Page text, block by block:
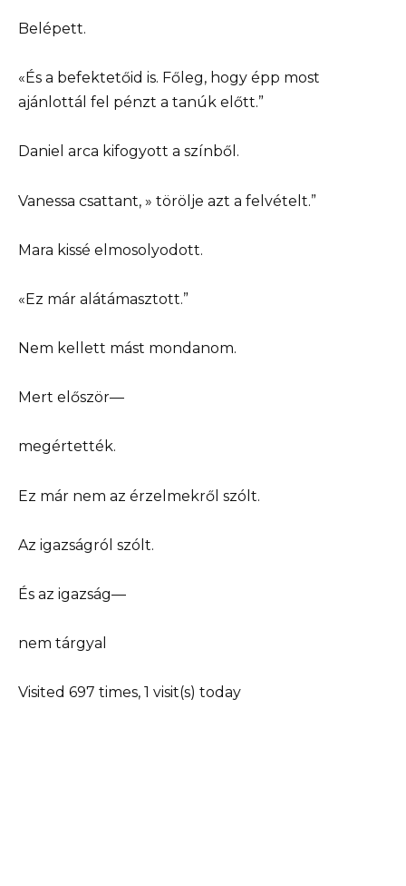
Belépett.
«És a befektetőid is. Főleg, hogy épp most
ajánlottál fel pénzt a tanúk előtt.”
Daniel arca kifogyott a színből.
Vanessa csattant, » törölje azt a felvételt.”
Mara kissé elmosolyodott.
«Ez már alátámasztott.”
Nem kellett mást mondanom.
Mert először—
megértették.
Ez már nem az érzelmekről szólt.
Az igazságról szólt.
És az igazság—
nem tárgyal
Visited 697 times, 1 visit(s) today